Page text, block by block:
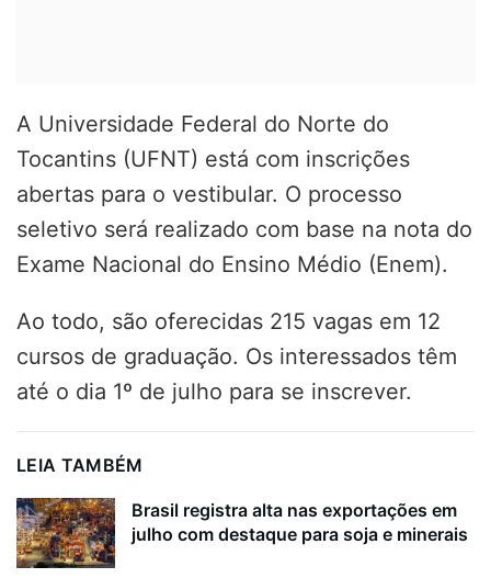
A Universidade Federal do Norte do
Tocantins (UFNT) está com inscrições
abertas para o vestibular. O processo
seletivo será realizado com base na nota do
Exame Nacional do Ensino Médio (Enem).
Ao todo, são oferecidas 215 vagas em 12
cursos de graduação. Os interessados têm
até o dia 1º de julho para se inscrever.
LEIA TAMBÉM
Brasil registra alta nas exportações em
julho com destaque para soja e minerais